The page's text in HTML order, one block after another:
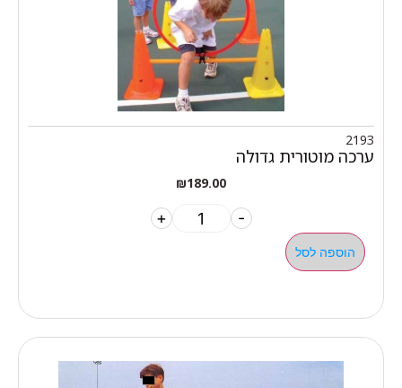
2193
ערכה מוטורית גדולה
₪189.00
-
+
הוספה לסל